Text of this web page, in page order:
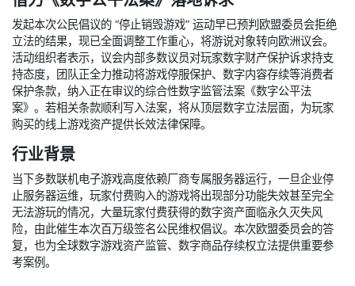
发起本次公民倡议的 “停止销毁游戏” 运动早已预判欧盟委员会拒绝
立法的结果，现已全面调整工作重心，将游说对象转向欧洲议会。
活动组织者表示，议会内部多数议员对玩家数字财产保护诉求持支
持态度，团队正全力推动将游戏停服保护、数字内容存续等消费者
保护条款，纳入正在审议的综合性数字监管法案《数字公平法
案》。若相关条款顺利写入法案，将从顶层数字立法层面，为玩家
购买的线上游戏资产提供长效法律保障。
行业背景
当下多数联机电子游戏高度依赖厂商专属服务器运行，一旦企业停
止服务器运维，玩家付费购入的游戏将出现部分功能失效甚至完全
无法游玩的情况，大量玩家付费获得的数字资产面临永久灭失风
险，由此催生本次百万级签名公民维权倡议。本次欧盟委员会的答
复，也为全球数字游戏资产监管、数字商品存续权立法提供重要参
考案例。